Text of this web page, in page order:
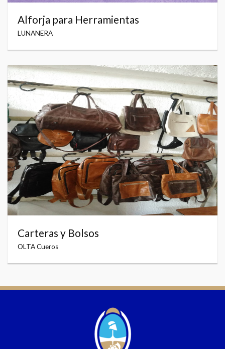
Alforja para Herramientas
LUNANERA
Carteras y Bolsos
OLTA Cueros